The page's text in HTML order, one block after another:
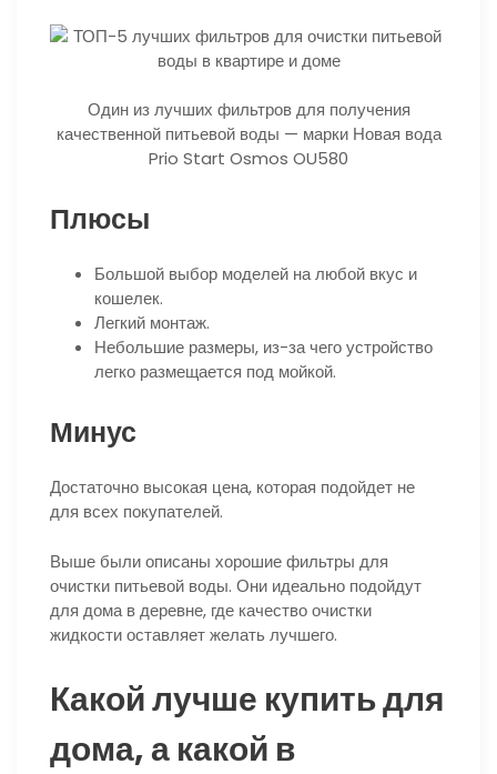
Один из лучших фильтров для получения
качественной питьевой воды — марки Новая вода
Prio Start Osmos OU580
Плюсы
Большой выбор моделей на любой вкус и
кошелек.
Легкий монтаж.
Небольшие размеры, из-за чего устройство
легко размещается под мойкой.
Минус
Достаточно высокая цена, которая подойдет не
для всех покупателей.
Выше были описаны хорошие фильтры для
очистки питьевой воды. Они идеально подойдут
для дома в деревне, где качество очистки
жидкости оставляет желать лучшего.
Какой лучше купить для
дома, а какой в